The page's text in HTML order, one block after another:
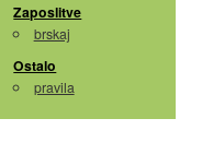
Zaposlitve
brskaj
Ostalo
pravila